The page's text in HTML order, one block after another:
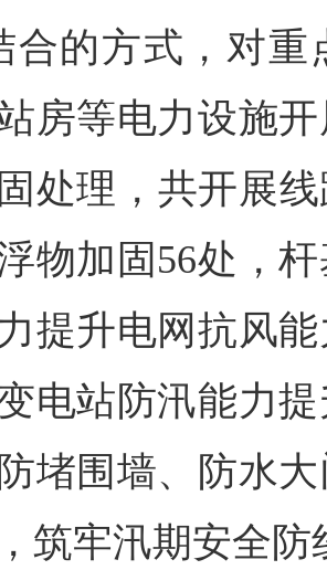
合的方式，对
房等电力设施
处理，共开展
物加固56处，
提升电网抗风
电站防汛能力
堵围墙、防水
筑牢汛期安全防